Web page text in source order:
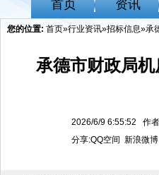
首页 资讯
您的位置: 首页»行业资讯»招标信息»承
承德市财政局
2026/6/9 6:55:52 作
分享:QQ空间 新浪微博